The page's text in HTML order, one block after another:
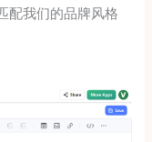
配我们的品牌风格